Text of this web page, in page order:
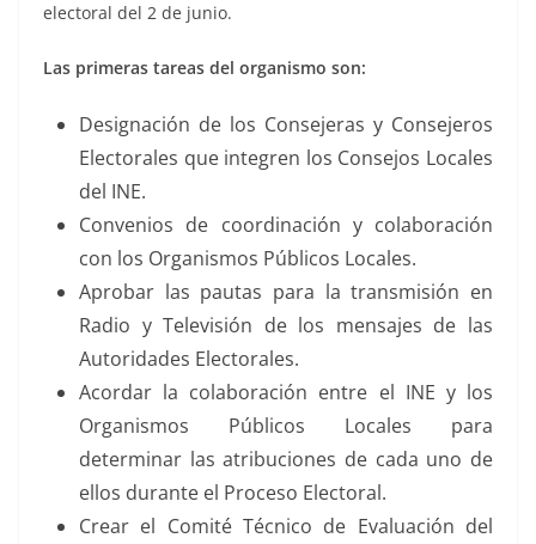
electoral del 2 de junio.
Las primeras tareas del organismo son:
Designación de los Consejeras y Consejeros
Electorales que integren los Consejos Locales
del INE.
Convenios de coordinación y colaboración
con los Organismos Públicos Locales.
Aprobar las pautas para la transmisión en
Radio y Televisión de los mensajes de las
Autoridades Electorales.
Acordar la colaboración entre el INE y los
Organismos Públicos Locales para
determinar las atribuciones de cada uno de
ellos durante el Proceso Electoral.
Crear el Comité Técnico de Evaluación del